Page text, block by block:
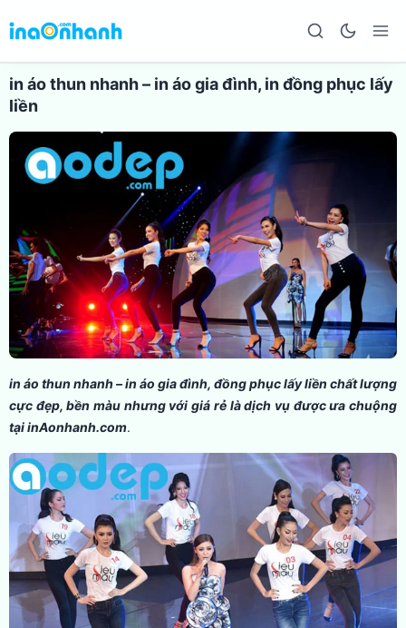
in áo thun nhanh – in áo gia đình, in đồng phục lấy
liền
in áo thun nhanh – in áo gia đình, đồng phục lấy liền chất lượng
cực đẹp, bền màu nhưng với giá rẻ là dịch vụ được ưa chuộng
tại inAonhanh.com.